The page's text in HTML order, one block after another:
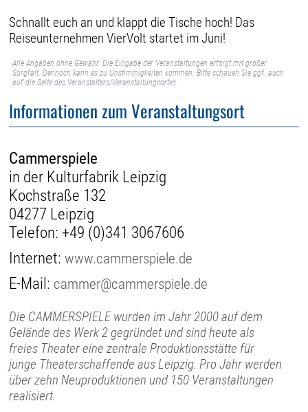
Schnallt euch an und klappt die Tische hoch! Das
Reiseunternehmen VierVolt startet im Juni!
Alle Angaben ohne Gewähr. Die Eingabe der Veranstaltungen erfolgt mit großer
Sorgfalt. Dennoch kann es zu Unstimmigkeiten kommen. Bitte schauen Sie ggf. auch
auf die Seite des Veranstalters/Veranstaltungsortes.
Informationen zum Veranstaltungsort
Cammerspiele
in der Kulturfabrik Leipzig
Kochstraße 132
04277 Leipzig
Telefon: +49 (0)341 3067606
Internet:www.cammerspiele.de
E-Mail: cammer@cammerspiele.de
Die CAMMERSPIELE wurden im Jahr 2000 auf dem
Gelände des Werk 2 gegründet und sind heute als
freies Theater eine zentrale Produktionsstätte für
junge Theaterschaffende aus Leipzig. Pro Jahr werden
über zehn Neuproduktionen und 150 Veranstaltungen
realisiert.